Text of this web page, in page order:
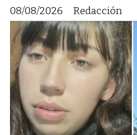
Redacción
08/08/2026